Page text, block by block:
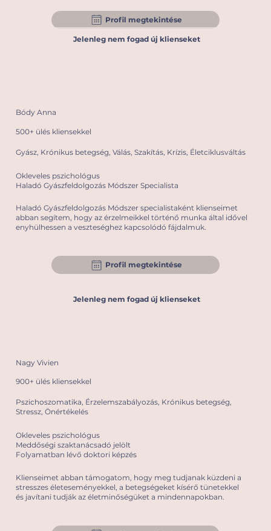
Profil megtekintése
Jelenleg nem fogad új klienseket
Bódy Anna
500+ ülés kliensekkel
Gyász, Krónikus betegség, Válás, Szakítás, Krízis, Életciklusváltás
Okleveles pszichológus
Haladó Gyászfeldolgozás Módszer Specialista
Haladó Gyászfeldolgozás Módszer specialistaként klienseimet
abban segítem, hogy az érzelmeikkel történő munka által idővel
enyhülhessen a veszteséghez kapcsolódó fájdalmuk.
Profil megtekintése
Jelenleg nem fogad új klienseket
Nagy Vivien
900+ ülés kliensekkel
Pszichoszomatika, Érzelemszabályozás, Krónikus betegség,
Stressz, Önértékelés
Okleveles pszichológus
Meddőségi szaktanácsadó jelölt
Folyamatban lévő doktori képzés
Klienseimet abban támogatom, hogy meg tudjanak küzdeni a
stresszes életeseményekkel, a betegségeket kísérő tünetekkel
és javítani tudják az életminőségüket a mindennapokban.